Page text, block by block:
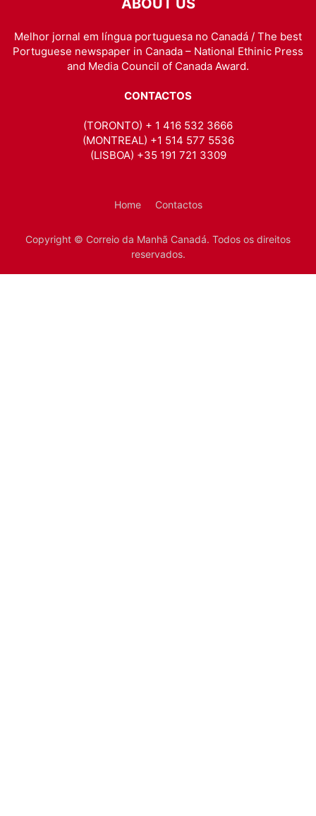
ABOUT US
Melhor jornal em língua portuguesa no Canadá / The best
Portuguese newspaper in Canada – National Ethinic Press
and Media Council of Canada Award.
CONTACTOS
(TORONTO) + 1 416 532 3666
(MONTREAL) +1 514 577 5536
(LISBOA) +35 191 721 3309
Home Contactos
Copyright © Correio da Manhã Canadá. Todos os direitos
reservados.